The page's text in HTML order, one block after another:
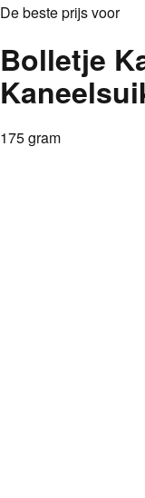
De beste prijs voor
Bolletje
175 gram